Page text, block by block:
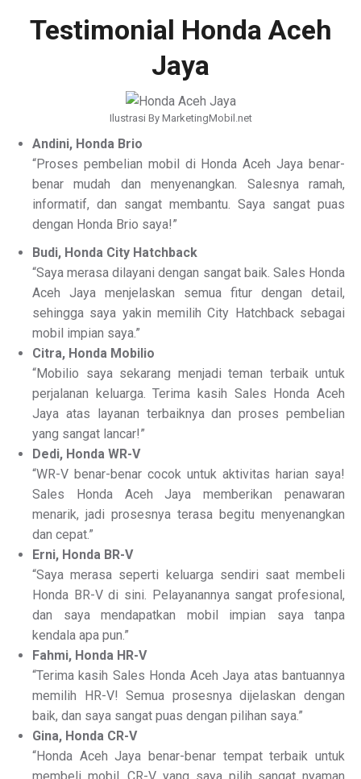
Testimonial Honda Aceh
Jaya
Ilustrasi By MarketingMobil.net
Andini, Honda Brio
“Proses pembelian mobil di Honda Aceh Jaya benar-
benar mudah dan menyenangkan. Salesnya ramah,
informatif, dan sangat membantu. Saya sangat puas
dengan Honda Brio saya!”
Budi, Honda City Hatchback
“Saya merasa dilayani dengan sangat baik. Sales Honda
Aceh Jaya menjelaskan semua fitur dengan detail,
sehingga saya yakin memilih City Hatchback sebagai
mobil impian saya.”
Citra, Honda Mobilio
“Mobilio saya sekarang menjadi teman terbaik untuk
perjalanan keluarga. Terima kasih Sales Honda Aceh
Jaya atas layanan terbaiknya dan proses pembelian
yang sangat lancar!”
Dedi, Honda WR-V
“WR-V benar-benar cocok untuk aktivitas harian saya!
Sales Honda Aceh Jaya memberikan penawaran
menarik, jadi prosesnya terasa begitu menyenangkan
dan cepat.”
Erni, Honda BR-V
“Saya merasa seperti keluarga sendiri saat membeli
Honda BR-V di sini. Pelayanannya sangat profesional,
dan saya mendapatkan mobil impian saya tanpa
kendala apa pun.”
Fahmi, Honda HR-V
“Terima kasih Sales Honda Aceh Jaya atas bantuannya
memilih HR-V! Semua prosesnya dijelaskan dengan
baik, dan saya sangat puas dengan pilihan saya.”
Gina, Honda CR-V
“Honda Aceh Jaya benar-benar tempat terbaik untuk